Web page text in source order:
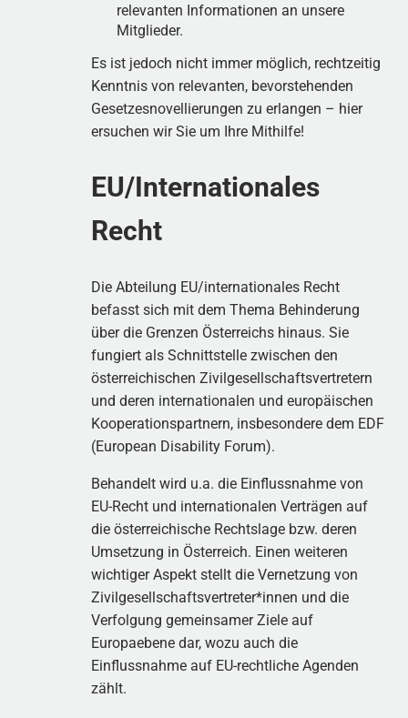
relevanten Informationen an unsere
Mitglieder.
Es ist jedoch nicht immer möglich, rechtzeitig
Kenntnis von relevanten, bevorstehenden
Gesetzesnovellierungen zu erlangen – hier
ersuchen wir Sie um Ihre Mithilfe!
EU/Internationales
Recht
Die Abteilung EU/internationales Recht
befasst sich mit dem Thema Behinderung
über die Grenzen Österreichs hinaus. Sie
fungiert als Schnittstelle zwischen den
österreichischen Zivilgesellschaftsvertretern
und deren internationalen und europäischen
Kooperationspartnern, insbesondere dem EDF
(European Disability Forum).
Behandelt wird u.a. die Einflussnahme von
EU-Recht und internationalen Verträgen auf
die österreichische Rechtslage bzw. deren
Umsetzung in Österreich. Einen weiteren
wichtiger Aspekt stellt die Vernetzung von
Zivilgesellschaftsvertreter*innen und die
Verfolgung gemeinsamer Ziele auf
Europaebene dar, wozu auch die
Einflussnahme auf EU-rechtliche Agenden
zählt.